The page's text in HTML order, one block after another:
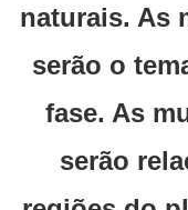
naturais. As
serão o
fase. As
serão